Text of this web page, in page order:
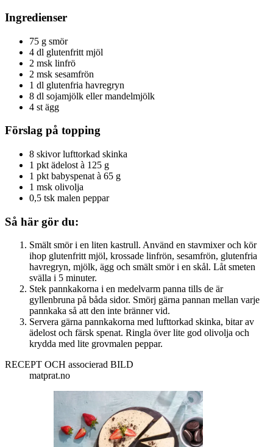
Ingredienser
75 g smör
4 dl glutenfritt mjöl
2 msk linfrö
2 msk sesamfrön
1 dl glutenfria havregryn
8 dl sojamjölk eller mandelmjölk
4 st ägg
Förslag på topping
8 skivor lufttorkad skinka
1 pkt ädelost à 125 g
1 pkt babyspenat à 65 g
1 msk olivolja
0,5 tsk malen peppar
Så här gör du:
Smält smör i en liten kastrull. Använd en stavmixer och kör
ihop glutenfritt mjöl, krossade linfrön, sesamfrön, glutenfria
havregryn, mjölk, ägg och smält smör i en skål. Låt smeten
svälla i 5 minuter.
Stek pannkakorna i en medelvarm panna tills de är
gyllenbruna på båda sidor. Smörj gärna pannan mellan varje
pannkaka så att den inte bränner vid.
Servera gärna pannkakorna med lufttorkad skinka, bitar av
ädelost och färsk spenat. Ringla över lite god olivolja och
krydda med lite grovmalen peppar.
RECEPT OCH associerad BILD
matprat.no